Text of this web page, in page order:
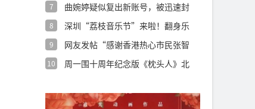
7
曲婉婷疑似复出新账号，被迅速封
8
深圳“荔枝音乐节”来啦！翻身乐
9
网友发帖“感谢香港热心市民张智
10
周一围十周年纪念版《枕头人》北